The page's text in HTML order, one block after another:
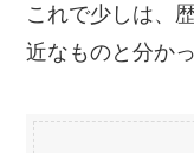
これで少しは、
近なものと分か